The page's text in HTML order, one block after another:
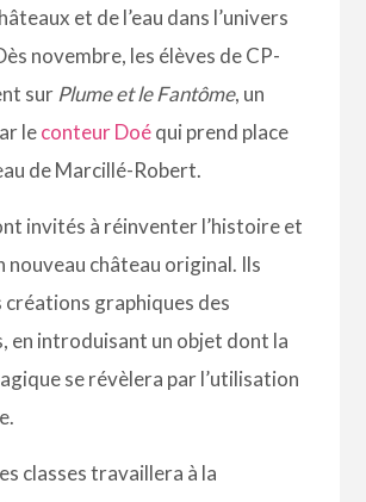
et de l’eau dans l’univers
novembre, les élèves de CP-
surPlume et le Fantôme, un
leconteur Doéqui prend place
de Marcillé-Robert.
invités à réinventer l’histoire et
nouveau château original. Ils
créations graphiques des
en introduisant un objet dont la
se révèlera par l’utilisation
classes travaillera à la